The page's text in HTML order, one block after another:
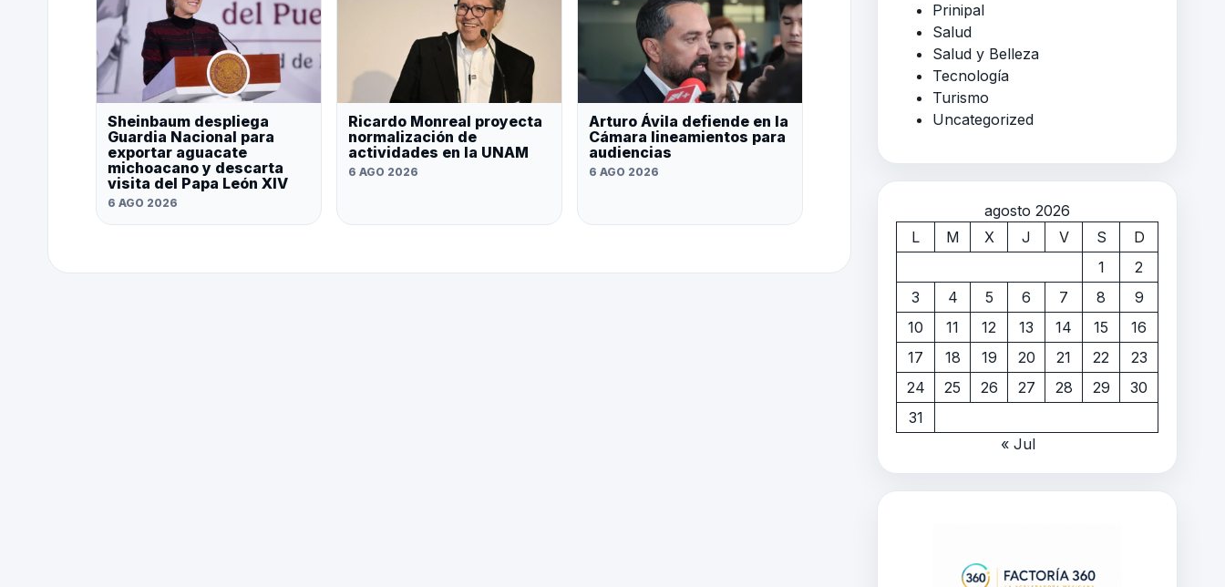
Sheinbaum despliega
Guardia Nacional para
exportar aguacate
michoacano y descarta
visita del Papa León XIV
6 AGO 2026
Ricardo Monreal proyecta
normalización de
actividades en la UNAM
6 AGO 2026
Arturo Ávila defiende en la
Cámara lineamientos para
audiencias
6 AGO 2026
Prinipal
Salud
Salud y Belleza
Tecnología
Turismo
Uncategorized
agosto 2026
L
M X J V S
D
1
2
3
4 5 6 7 8
9
10
11 12 13 14 15
16
17
18 19 20 21 22
23
24
25 26 27 28 29
30
31
« Jul